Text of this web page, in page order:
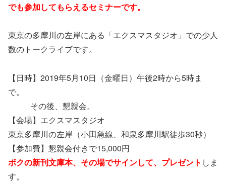
でも参加してもらえるセミナーです。
東京の多摩川の左岸にある「エクスマスタジオ」での少人
数のトークライブです。
【日時】2019年5月10日（金曜日）午後2時から5時ま
で。
その後、懇親会。
【会場】エクスマスタジオ
東京多摩川の左岸（小田急線、和泉多摩川駅徒歩30秒）
【参加費】懇親会付きで15,000円
ボクの新刊文庫本、その場でサインして、プレゼント しま
す。